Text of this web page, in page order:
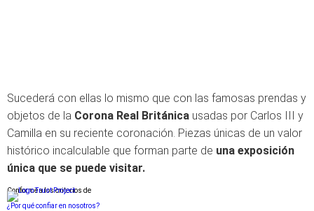
Sucederá con ellas lo mismo que con las famosas prendas y
objetos de la Corona Real Británica usadas por Carlos III y
Camilla en su reciente coronación. Piezas únicas de un valor
histórico incalculable que forman parte de una exposición
única que se puede visitar.
Conforme a los criterios de
¿Por qué confiar en nosotros?